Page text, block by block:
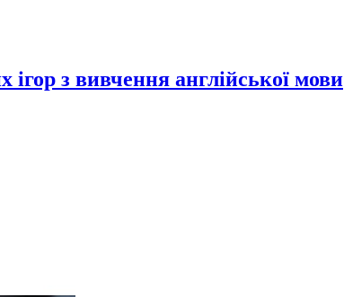
ігор з вивчення англійської мови